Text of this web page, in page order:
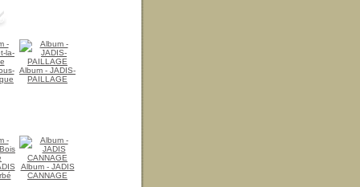
Album - JADIS-
PAILLAGE
Album - JADIS
CANNAGE